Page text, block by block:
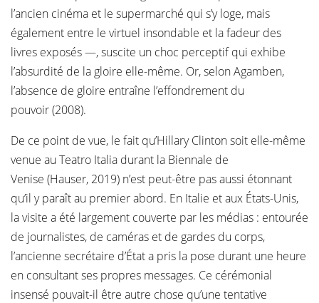
l’ancien cinéma et le supermarché qui s’y loge, mais
également entre le virtuel insondable et la fadeur des
livres exposés —, suscite un choc perceptif qui exhibe
l’absurdité de la gloire elle-même. Or, selon Agamben,
l’absence de gloire entraîne l’effondrement du
pouvoir (2008).
De ce point de vue, le fait qu’Hillary Clinton soit elle-même
venue au Teatro Italia durant la Biennale de
Venise (Hauser, 2019) n’est peut-être pas aussi étonnant
qu’il y paraît au premier abord. En Italie et aux États-Unis,
la visite a été largement couverte par les médias : entourée
de journalistes, de caméras et de gardes du corps,
l’ancienne secrétaire d’État a pris la pose durant une heure
en consultant ses propres messages. Ce cérémonial
insensé pouvait-il être autre chose qu’une tentative